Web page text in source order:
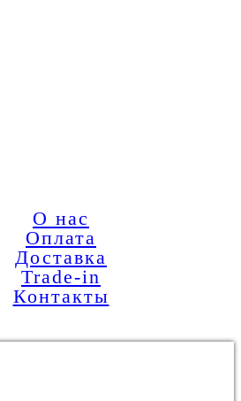
О нас
Оплата
Доставка
Trade-in
Контакты